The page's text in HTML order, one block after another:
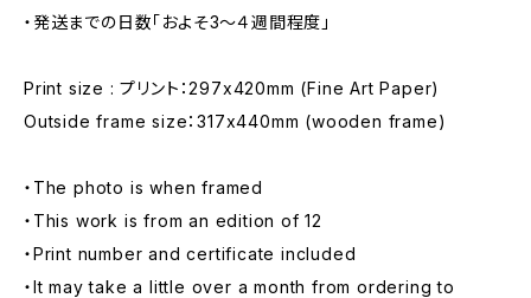
・発送までの日数「およそ3〜４週間程度」
Print size : プリント：297x420mm (Fine Art Paper)
Outside frame size：317x440mm (wooden frame)
・The photo is when framed
・This work is from an edition of 12
・Print number and certificate included
・It may take a little over a month from ordering to